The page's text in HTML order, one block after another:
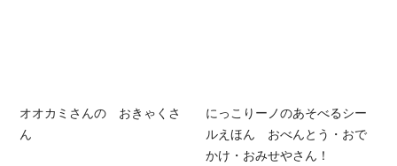
オオカミさんの おきゃくさ
ん
にっこりーノのあそべるシー
ルえほん おべんとう・おで
かけ・おみせやさん！